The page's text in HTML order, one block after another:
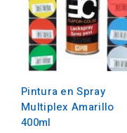
Pintura en Spray
Multiplex Amarillo
400ml